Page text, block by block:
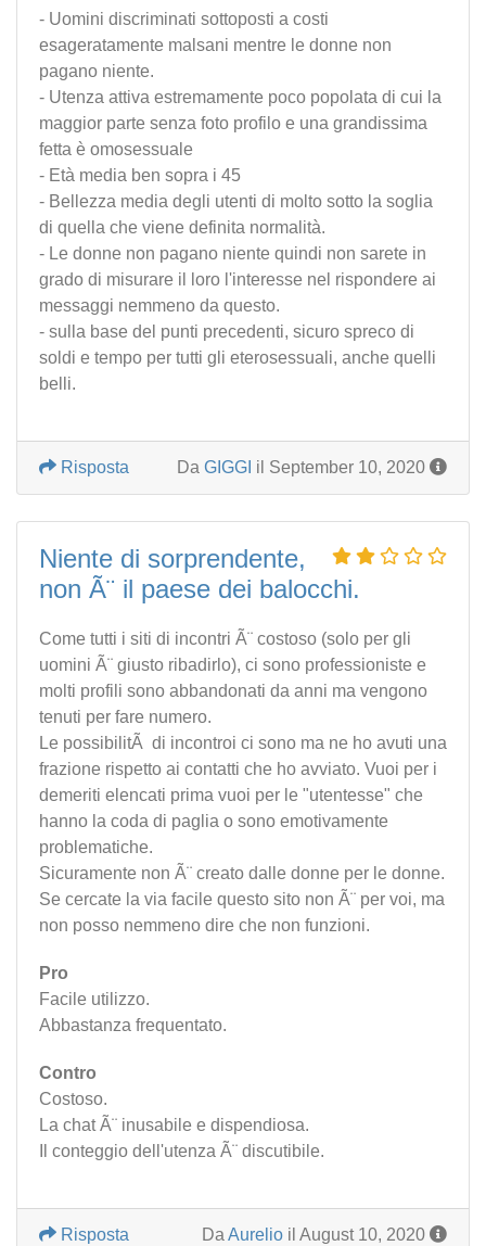
- Uomini discriminati sottoposti a costi
esageratamente malsani mentre le donne non
pagano niente.
- Utenza attiva estremamente poco popolata di cui la
maggior parte senza foto profilo e una grandissima
fetta è omosessuale
- Età media ben sopra i 45
- Bellezza media degli utenti di molto sotto la soglia
di quella che viene definita normalità.
- Le donne non pagano niente quindi non sarete in
grado di misurare il loro l'interesse nel rispondere ai
messaggi nemmeno da questo.
- sulla base del punti precedenti, sicuro spreco di
soldi e tempo per tutti gli eterosessuali, anche quelli
belli.
Da GIGGI il September 10, 2020
Risposta
Niente di sorprendente,
non Ã¨ il paese dei balocchi.
Come tutti i siti di incontri Ã¨ costoso (solo per gli
uomini Ã¨ giusto ribadirlo), ci sono professioniste e
molti profili sono abbandonati da anni ma vengono
tenuti per fare numero.
Le possibilitÃ di incontroi ci sono ma ne ho avuti una
frazione rispetto ai contatti che ho avviato. Vuoi per i
demeriti elencati prima vuoi per le "utentesse" che
hanno la coda di paglia o sono emotivamente
problematiche.
Sicuramente non Ã¨ creato dalle donne per le donne.
Se cercate la via facile questo sito non Ã¨ per voi, ma
non posso nemmeno dire che non funzioni.
Pro
Facile utilizzo.
Abbastanza frequentato.
Contro
Costoso.
La chat Ã¨ inusabile e dispendiosa.
Il conteggio dell'utenza Ã¨ discutibile.
Da Aurelio il August 10, 2020
Risposta